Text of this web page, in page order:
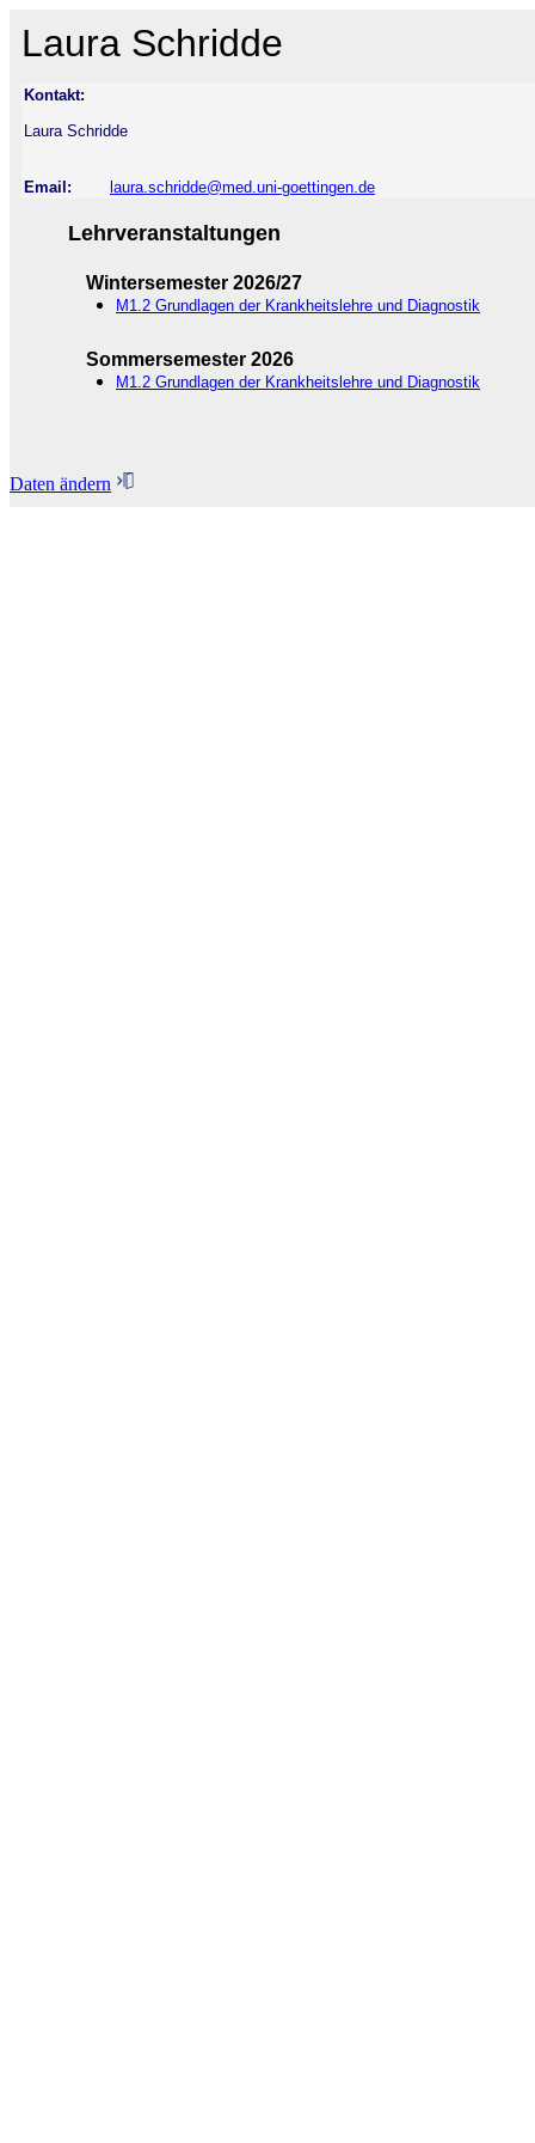
Laura Schridde
Kontakt:
Laura Schridde
Email: laura.schridde@med.uni-goettingen.de
Lehrveranstaltungen
Wintersemester 2026/27
M1.2 Grundlagen der Krankheitslehre und Diagnostik
Sommersemester 2026
M1.2 Grundlagen der Krankheitslehre und Diagnostik
Daten ändern